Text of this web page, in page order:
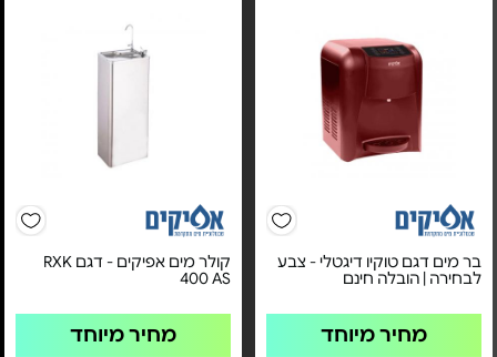
בר מים דגם טוקיו דיגטלי - צבע
לבחירה | הובלה חינם
מחיר מיוחד
קולר מים אפיקים - דגם RXK
400 AS
מחיר מיוחד